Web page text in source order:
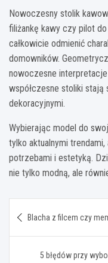
Nowoczesny stolik
filiżankę kawy czy pilot
całkowicie odmienić
domowników.
nowoczesne
współczesne stoliki stają
dekoracyjnymi.
Wybierając model do
tylko aktualnymi
potrzebami i estetyką.
nie tylko modną, ale
wpisu
Blacha z filcem czy
5 błędów przy